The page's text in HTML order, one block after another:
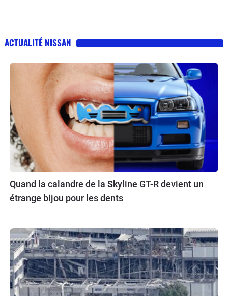
ACTUALITÉ NISSAN
Quand la calandre de la Skyline GT-R devient un
étrange bijou pour les dents